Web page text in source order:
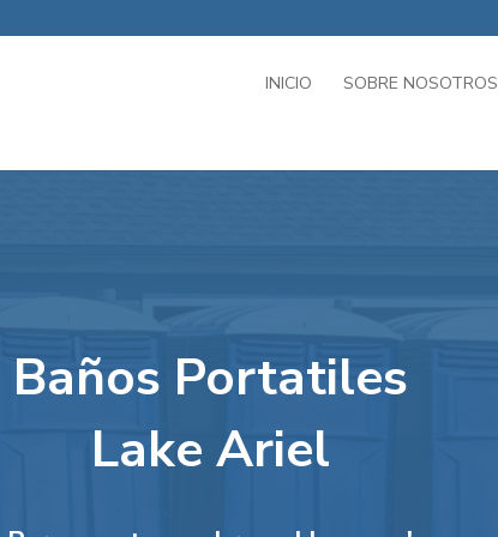
INICIO SOBRE NOSOTROS
Baños Portatiles
Lake Ariel